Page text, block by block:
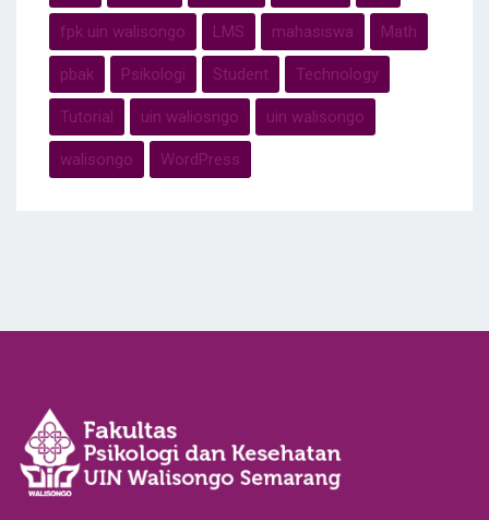
fpk uin walisongo LMS mahasiswa Math
pbak Psikologi Student Technology
Tutorial uin waliosngo uin walisongo
walisongo WordPress